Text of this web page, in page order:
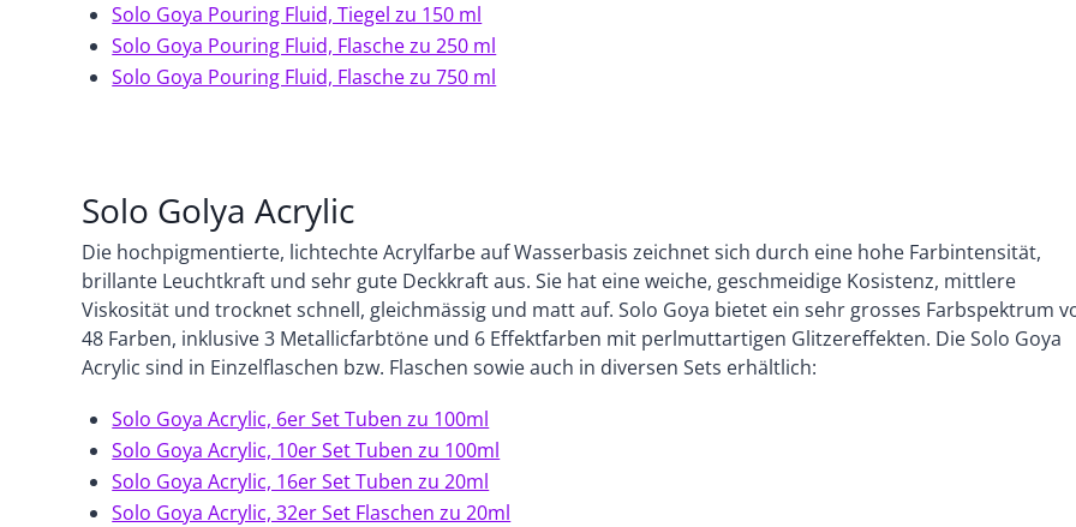
Solo Goya Pouring Fluid, Tiegel zu 150 ml
Solo Goya Pouring Fluid, Flasche zu 250 ml
Solo Goya Pouring Fluid, Flasche zu 750 ml
Solo Golya Acrylic
Die hochpigmentierte, lichtechte Acrylfarbe auf Wasserbasis zeichnet sich durch eine hohe Farbintensität,
brillante Leuchtkraft und sehr gute Deckkraft aus. Sie hat eine weiche, geschmeidige Kosistenz, mittlere
Viskosität und trocknet schnell, gleichmässig und matt auf. Solo Goya bietet ein sehr grosses Farbspektrum
48 Farben, inklusive 3 Metallicfarbtöne und 6 Effektfarben mit perlmuttartigen Glitzereffekten. Die Solo Goya
Acrylic sind in Einzelflaschen bzw. Flaschen sowie auch in diversen Sets erhältlich:
Solo Goya Acrylic, 6er Set Tuben zu 100ml
Solo Goya Acrylic, 10er Set Tuben zu 100ml
Solo Goya Acrylic, 16er Set Tuben zu 20ml
Solo Goya Acrylic, 32er Set Flaschen zu 20ml